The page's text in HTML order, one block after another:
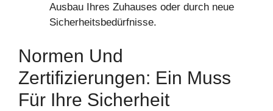
Ausbau Ihres Zuhauses oder durch neue
Sicherheitsbedürfnisse.
Normen Und
Zertifizierungen: Ein Muss
Für Ihre Sicherheit